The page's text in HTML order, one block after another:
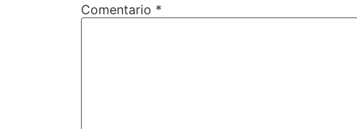
Comentario *